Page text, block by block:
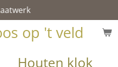
op 't veld
Houten klok